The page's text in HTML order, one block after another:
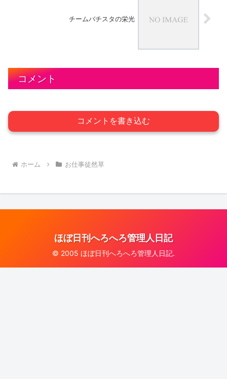
チームバチスタの栄光
コメント
コメントを書き込む
ホーム お仕事徒然草
ほぼ日刊へろへろ管理人日記
© 2005 ほぼ日刊へろへろ管理人日記.